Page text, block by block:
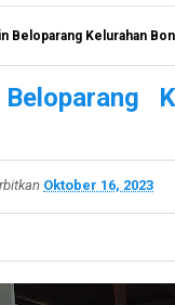
Beloparang Kelurahan
Oktober 16, 2023